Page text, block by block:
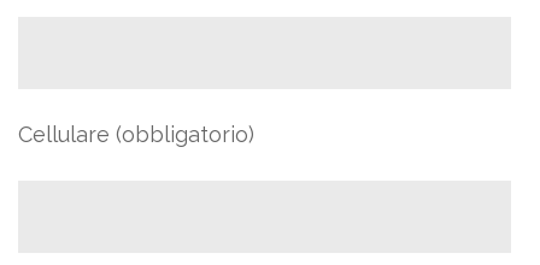
Cellulare (obbligatorio)